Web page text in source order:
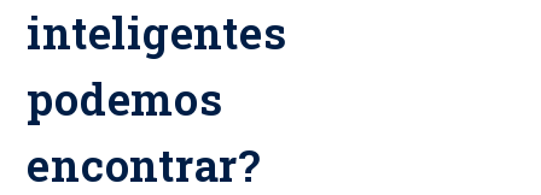
inteligentes
podemos
encontrar?